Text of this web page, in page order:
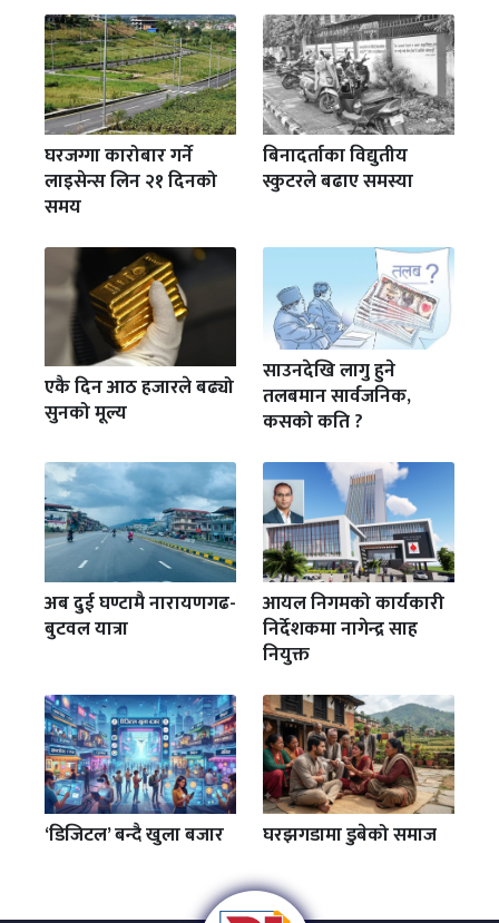
घरजग्गा कारोबार गर्ने
लाइसेन्स लिन २१ दिनको
समय
बिनादर्ताका विद्युतीय
स्कुटरले बढाए समस्या
एकै दिन आठ हजारले बढ्यो
सुनको मूल्य
साउनदेखि लागु हुने
तलबमान सार्वजनिक,
कसको कति ?
अब दुई घण्टामै नारायणगढ-
बुटवल यात्रा
आयल निगमको कार्यकारी
निर्देशकमा नागेन्द्र साह
नियुक्त
‘डिजिटल’ बन्दै खुला बजार घरझगडामा डुबेको समाज